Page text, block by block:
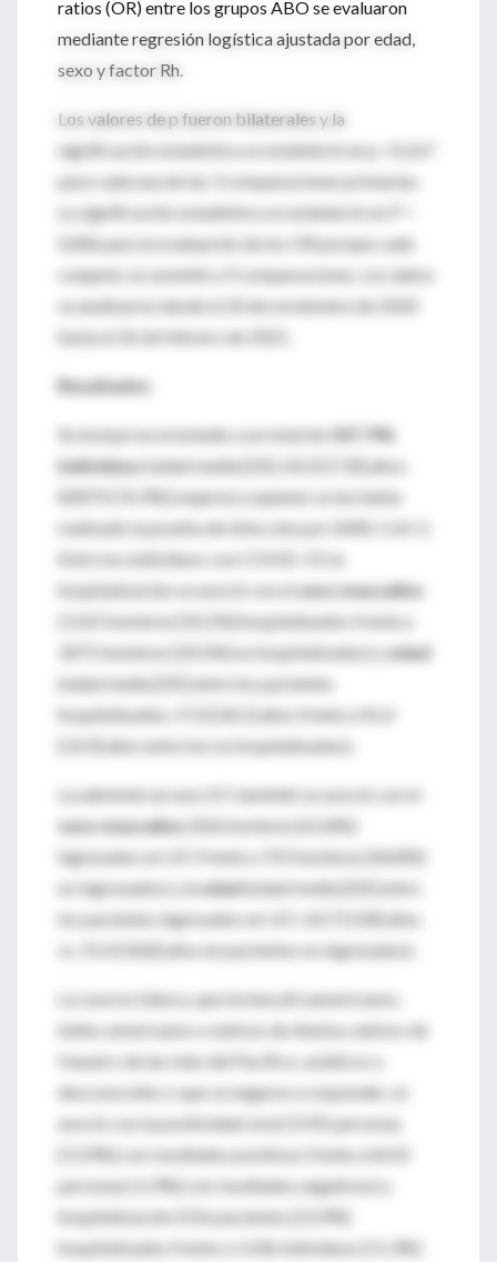
ratios (OR) entre los grupos ABO se evaluaron
mediante regresión logística ajustada por edad,
sexo y factor Rh.
Los valores de p fueron bilaterales y la
significación estadística se estableció en p <0,167
para cada una de las 3 comparaciones primarias.
La significación estadística se estableció en P =
0,006 para la evaluación de los OR porque cada
conjunto se sometió a 9 comparaciones. Los datos
se analizaron desde el 20 de noviembre de 2020
hasta el 26 de febrero de 2021.
Resultados
Se incluyó en el estudio a un total de 107.796
individuos(edad media [DE], 42,0 [17,8] años;
82875 [76,9%] mujeres) a quienes se les había
realizado la prueba de infección por SARS-CoV-2.
Entre los individuos con COVID-19, la
hospitalización se asoció con elsexo masculino
(1165 hombres [50,1%] hospitalizados frente a
1871 hombres [20,5%] no hospitalizados) y edad
(edad media [DE] entre los pacientes
hospitalizados, 57,0 [18,1] años frente a 41,4
[14,9] años entre los no hospitalizados).
La admisión en una UCI también se asoció con el
sexo masculino (426 hombres [61,8%]
ingresados ​​en UCI frente a 725 hombres [44,8%]
no ingresados) y laedad(edad media [DE] entre
los pacientes ingresados ​​en UCI, 60,7 [158] años
vs. 55,4 [18,8] años en pacientes no ingresados).
La raza no blanca, que incluía afroamericanos,
indios americanos o nativos de Alaska, nativos de
Hawái o de las islas del Pacífico, asiáticos y
desconocidos o que se negaron a responder, se
asoció con la positividad viral (1592 personas
[13,9%] con resultados positivos frente a 6610
personas [ 6,9%] con resultados negativos) y
hospitalización (556 pacientes [23,9%]
hospitalizados frente a 1.036 individuos [11,3%]